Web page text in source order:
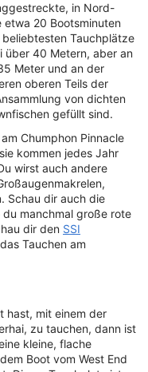
in Nord-
20 Bootsminuten
Tauchplätze
über 40 Metern, aber an
Meter und an der
oberen Teils der
von dichten
gefüllt sind.
Chumphon Pinnacle
kommen jedes Jahr
wirst auch andere
Schau dir auch die
manchmal große rote
dir den SSI
Tauchen am
hast, mit einem der
zu tauchen, dann ist
kleine, flache
Boot vom West End